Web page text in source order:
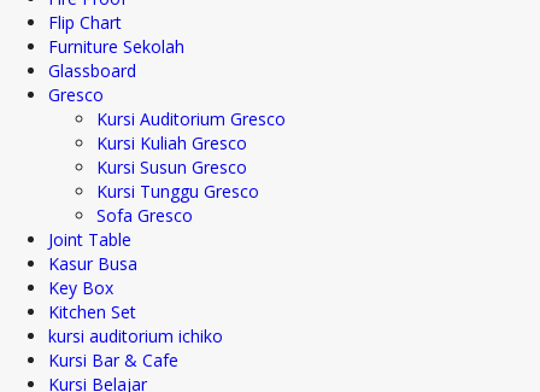
Flip Chart
Furniture Sekolah
Glassboard
Gresco
Kursi Auditorium Gresco
Kursi Kuliah Gresco
Kursi Susun Gresco
Kursi Tunggu Gresco
Sofa Gresco
Joint Table
Kasur Busa
Key Box
Kitchen Set
kursi auditorium ichiko
Kursi Bar & Cafe
Kursi Belajar